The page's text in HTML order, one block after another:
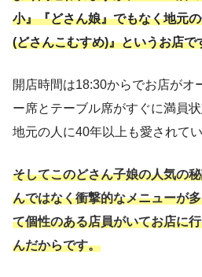
小』『どさん娘』でもなく地元
(どさんこむすめ)』というお店で
開店時間は18:30からでお店がオ
ー席とテーブル席がすぐに満員
地元の人に40年以上も愛されて
そしてこのどさん子娘の人気の
んではなく衝撃的なメニューが
て個性のある店員がいてお店に
んだからです。